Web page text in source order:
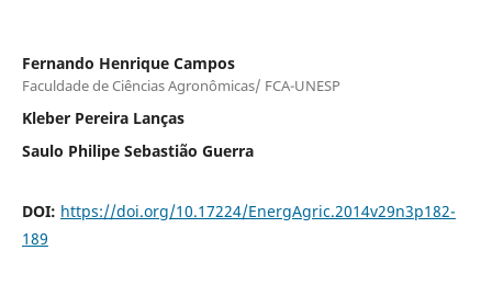
Fernando Henrique Campos
Faculdade de Ciências Agronômicas/ FCA-UNESP
Kleber Pereira Lanças
Saulo Philipe Sebastião Guerra
DOI: https://doi.org/10.17224/EnergAgric.2014v29n3p182-
189